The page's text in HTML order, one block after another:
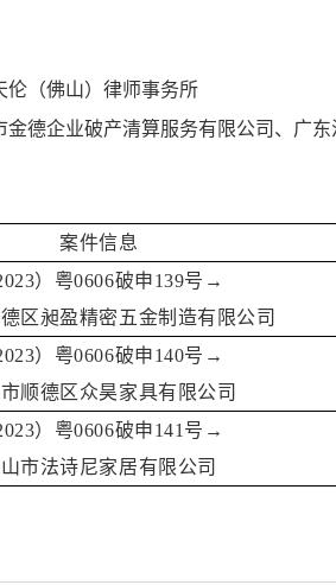
伦（佛山）律师事务所
德企业破产清算服务有限公司、广
案件信息
）粤0606破申139号→
区昶盈精密五金制造有限公司
）粤0606破申140号→
顺德区众昊家具有限公司
）粤0606破申141号→
市法诗尼家居有限公司